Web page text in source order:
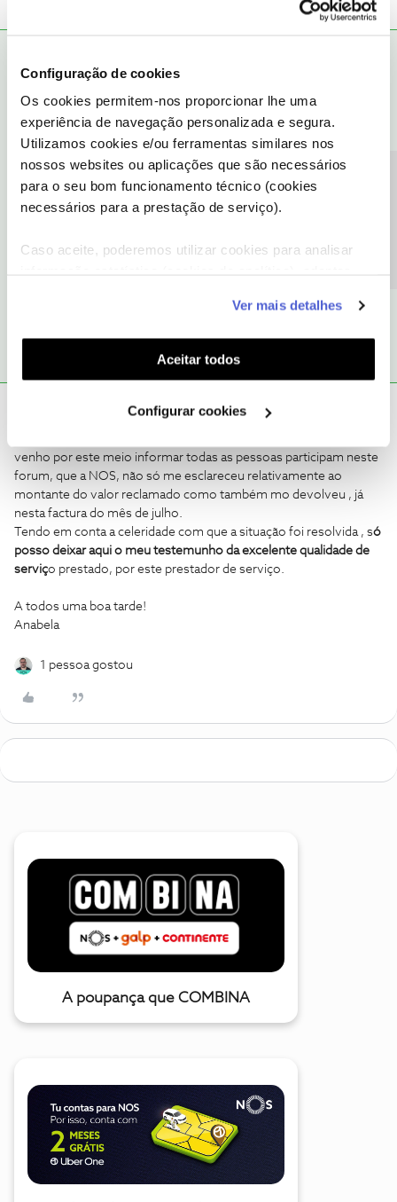
Configuração de cookies
Os cookies permitem-nos proporcionar lhe uma
experiência de navegação personalizada e segura.
Utilizamos cookies e/ou ferramentas similares nos
nossos websites ou aplicações que são necessários
para o seu bom funcionamento técnico (cookies
necessários para a prestação de serviço).
Caso aceite, poderemos utilizar cookies para analisar
funcionalidades (cookies de personalização e
funcionalidade) e adaptar anúncios aos seus interesses
(cookies de publicidade personalizada). Pode gerir a
utilização dos cookies clicando em "Configurar
Ver mais detalhes
Aceitar todos
Configurar cookies
Bem-vinda ao Fórum NOS, @Anabela Rebelo .
Lamentamos a situação que nos conta.
Contudo, como refere que o assunto se encontra em
tratamento, pedimos que aguarde pelo nosso contacto, por
favor.
Ajude a comunidade a encontrar informação relevante. Marque
AUTOR Forum|Forum|7 years ago
venho por este meio informar todas as pessoas participam neste
forum, que a NOS, não só me esclareceu relativamente ao
montante do valor reclamado como também mo devolveu , já
nesta factura do mês de julho.
Tendo em conta a celeridade com que a situação foi resolvida , só
posso deixar aqui o meu testemunho da excelente qualidade de
serviço prestado, por este prestador de serviço.
A todos uma boa tarde!
Anabela
1 pessoa gostou
A poupança que COMBINA